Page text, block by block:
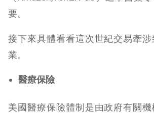
要。
接下來具體看看這次世紀交易牽
業。
醫療保險
美國醫療保險體制是由政府有關